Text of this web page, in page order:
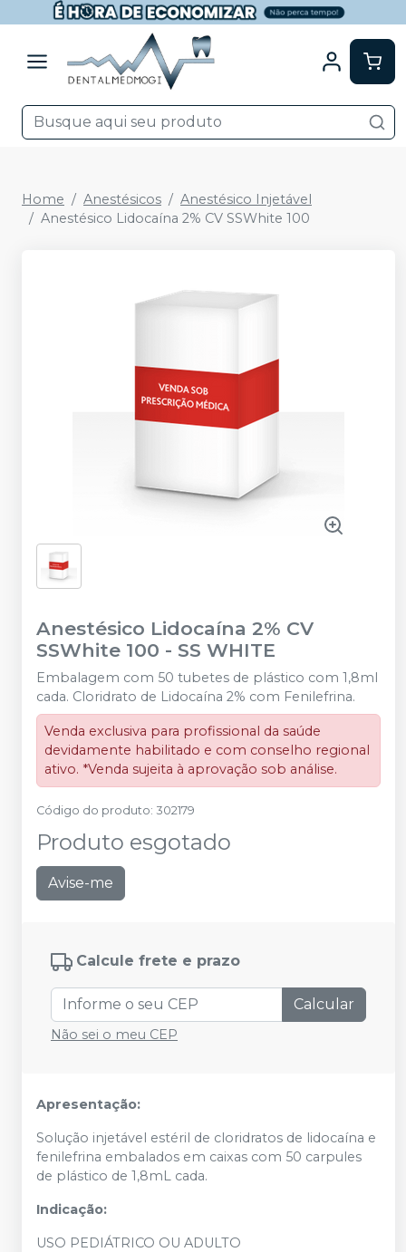
Home Anestésicos
Anestésico Injetável
Anestésico Lidocaína 2% CV SSWhite 100
Anestésico Lidocaína 2% CV
SSWhite 100 - SS WHITE
Embalagem com 50 tubetes de plástico com 1,8ml
cada. Cloridrato de Lidocaína 2% com Fenilefrina.
Venda exclusiva para profissional da saúde
devidamente habilitado e com conselho regional
ativo. *Venda sujeita à aprovação sob análise.
Código do produto: 302179
Produto esgotado
Avise-me
Calcule frete e prazo
Calcular
Não sei o meu CEP
Apresentação:
Solução injetável estéril de cloridratos de lidocaína e
fenilefrina embalados em caixas com 50 carpules
de plástico de 1,8mL cada.
Indicação:
USO PEDIÁTRICO OU ADULTO